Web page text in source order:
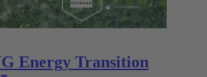
Energy Transition